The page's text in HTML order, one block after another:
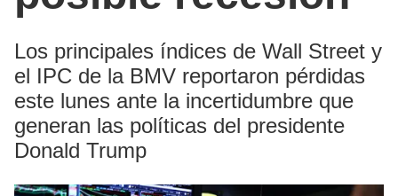
Los principales índices de Wall Street y
el IPC de la BMV reportaron pérdidas
este lunes ante la incertidumbre que
generan las políticas del presidente
Donald Trump